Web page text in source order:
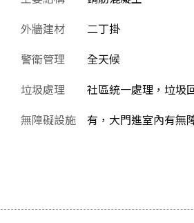
外牆建材
二丁掛
警衛管理
全天候
垃圾處理
社區統一處理，垃圾
無障礙設施
有，大門進室內有無